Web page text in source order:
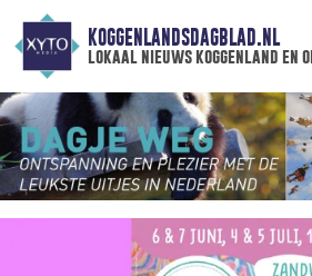
KOGGENLANDSDAGBLAD.NL
lokaal nieuws koggenland en